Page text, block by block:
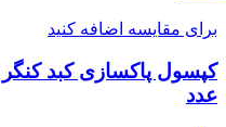
برای مقایسه اضافه کنید
عدد